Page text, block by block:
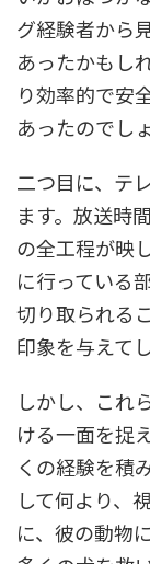
グ経験者から
あったかもし
り効率的で安
あったのでし
二つ目に、テ
ます。放送時
の全工程が映
に行っている
切り取られる
印象を与えて
しかし、これ
ける一面を捉
くの経験を積
して何より、
に、彼の動物